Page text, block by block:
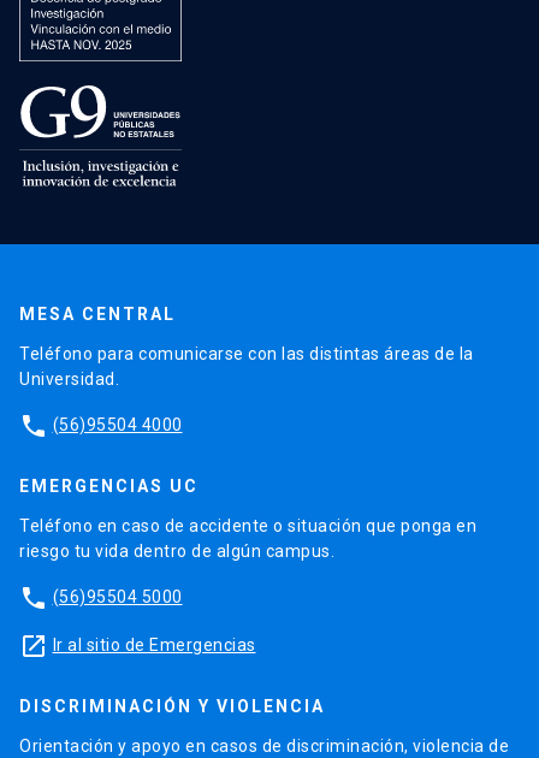
MESA CENTRAL
Teléfono para comunicarse con las distintas áreas de la
Universidad.
phone (56)95504 4000
EMERGENCIAS UC
Teléfono en caso de accidente o situación que ponga en
riesgo tu vida dentro de algún campus.
phone (56)95504 5000
launch Ir al sitio de Emergencias
DISCRIMINACIÓN Y VIOLENCIA
Orientación y apoyo en casos de discriminación, violencia de